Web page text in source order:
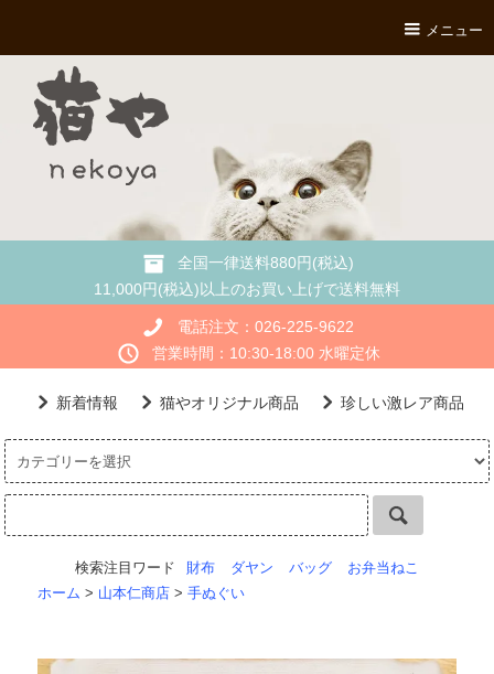
メニュー
全国一律送料880円(税込)
11,000円(税込)以上のお買い上げで送料無料
電話注文：026-225-9622
営業時間：10:30-18:00 水曜定休
新着情報 猫やオリジナル商品 珍しい激レア商品
検索注目ワード 財布 ダヤン バッグ
お弁当ねこ
ホーム > 山本仁商店 > 手ぬぐい